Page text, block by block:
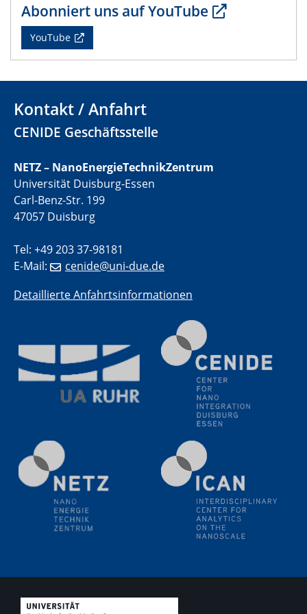
01.07.2025
GDCh Kolloquium
29.07.2025
Closing metal loops sustainably - opportunities &
challenges for a successful circular economy
05.08.2025
Colloquia Series on Sustainable Metallurgy
Towards a Sustainable Future: EU Safe and Sustainable
by Design Framework and AI in Circular Economy
2D-MATURE Seminar Series
04.09.2025
Natural Water to H2
Electrochemical Tip-enhanced Raman spectroscopy---
methodology and its application for studying solid-
liquid interfaces
09.09.2025
Colloquium IMPR SusMet
It's all about transitions - dealing sustainably and
reliably with critical metal oxides in simulations and
technologies
09.09.2025
Colloquium IMPR SusMet
It's all about transitions - dealing sustainably and
reliably with critical metal oxides in simulations and
It's all about transitions - dealing sustainably and
Abonniert uns auf YouTube
YouTube
Kontakt / Anfahrt
CENIDE Geschäftsstelle
NETZ – NanoEnergieTechnikZentrum
Universität Duisburg-Essen
Carl-Benz-Str. 199
47057 Duisburg
Tel: +49 203 37-98181
E-Mail:
cenide@uni-due.de
Detaillierte Anfahrtsinformationen